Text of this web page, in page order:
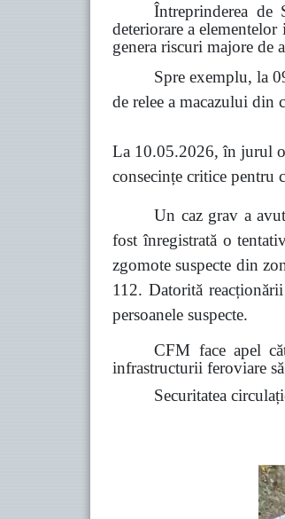
Întreprinderea
deteriorare a
genera riscuri majore de
Spre exemplu, la
de relee a macazului din
La 10.05.2026, în jurul
consecințe critice pentru
Un caz grav a
fost înregistrată o
zgomote suspecte din
112. Datorită
persoanele suspecte.
CFM face apel
infrastructurii feroviare
Securitatea